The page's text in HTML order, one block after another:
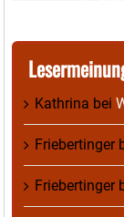
Kathrina bei
Friebertinger
Friebertinger